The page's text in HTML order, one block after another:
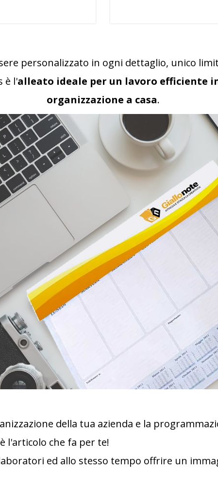
personalizzato in ogni dettaglio, unico
è l'alleato ideale per un lavoro efficiente
organizzazione a casa.
della tua azienda e la
l'articolo che fa per te!
ed allo stesso tempo offrire un